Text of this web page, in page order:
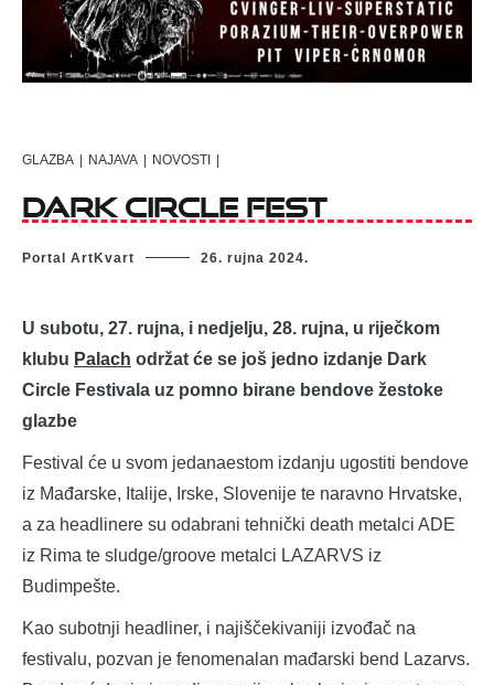
GLAZBA | NAJAVA | NOVOSTI |
Dark Circle Fest
Portal ArtKvart 26. rujna 2024.
U subotu, 27. rujna, i nedjelju, 28. rujna, u riječkom
klubu Palach održat će se još jedno izdanje Dark
Circle Festivala uz pomno birane bendove žestoke
glazbe
Festival će u svom jedanaestom izdanju ugostiti bendove
iz Mađarske, Italije, Irske, Slovenije te naravno Hrvatske,
a za headlinere su odabrani tehnički death metalci ADE
iz Rima te sludge/groove metalci LAZARVS iz
Budimpešte.
Kao subotnji headliner, i najiščekivaniji izvođač na
festivalu, pozvan je fenomenalan mađarski bend Lazarvs.